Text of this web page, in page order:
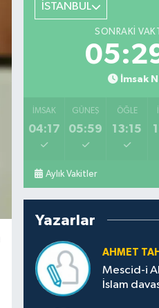
İSTANBUL
SONRAKI
İmsak
İMSAK
04:17
GÜNEŞ
05:59
ÖĞLE
13:15
Aylık Vakitler
Yazarlar
AHMET
Mescid-i
İslam